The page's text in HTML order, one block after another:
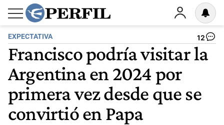
EXPECTATIVA 12
Francisco podría visitar la
Argentina en 2024 por
primera vez desde que se
convirtió en Papa